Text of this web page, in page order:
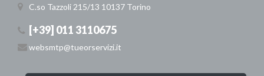
C.so Tazzoli 215/13 10137 Torino
[+39] 011 3110675
websmtp@tueorservizi.it